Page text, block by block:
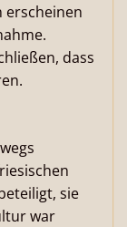
erscheinen
dass
sie
war